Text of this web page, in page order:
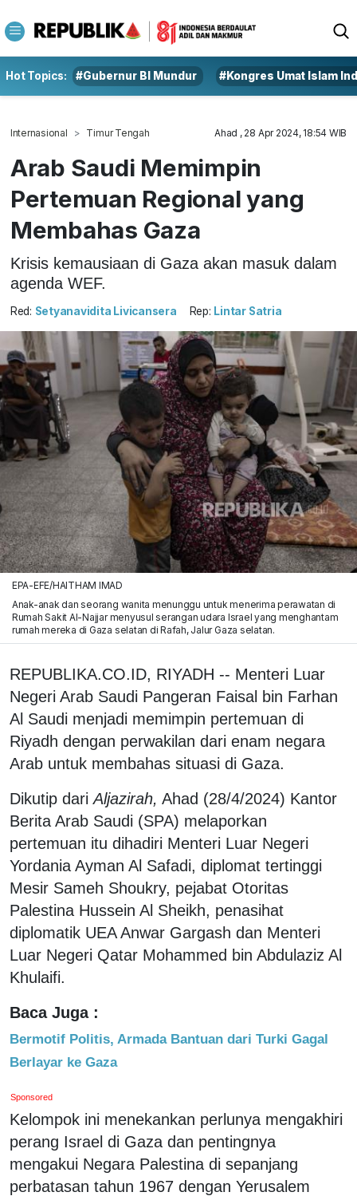
Hot Topics: #Gubernur BI Mundur #Kongres Umat Islam
Internasional Timur Tengah Ahad , 28 Apr 2024, 18:54 WIB
Arab Saudi Memimpin
Pertemuan Regional yang
Membahas Gaza
Krisis kemausiaan di Gaza akan masuk dalam
agenda WEF.
Red: Setyanavidita Livicansera Rep: Lintar Satria
EPA-EFE/HAITHAM IMAD
Anak-anak dan seorang wanita menunggu untuk menerima perawatan di
Rumah Sakit Al-Najjar menyusul serangan udara Israel yang menghantam
rumah mereka di Gaza selatan di Rafah, Jalur Gaza selatan.
REPUBLIKA.CO.ID, RIYADH -- Menteri Luar
Negeri Arab Saudi Pangeran Faisal bin Farhan
Al Saudi menjadi memimpin pertemuan di
Riyadh dengan perwakilan dari enam negara
Arab untuk membahas situasi di Gaza.
Dikutip dariAljazirah, Ahad (28/4/2024) Kantor
Berita Arab Saudi (SPA) melaporkan
pertemuan itu dihadiri Menteri Luar Negeri
Yordania Ayman Al Safadi, diplomat tertinggi
Mesir Sameh Shoukry, pejabat Otoritas
Palestina Hussein Al Sheikh, penasihat
diplomatik UEA Anwar Gargash dan Menteri
Luar Negeri Qatar Mohammed bin Abdulaziz Al
Khulaifi.
Baca Juga :
Bermotif Politis, Armada Bantuan dari Turki Gagal
Berlayar ke Gaza
Sponsored
Kelompok ini menekankan perlunya mengakhiri
perang Israel di Gaza dan pentingnya
mengakui Negara Palestina di sepanjang
perbatasan tahun 1967 dengan Yerusalem